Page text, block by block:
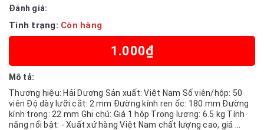
Đánh giá:
Tình trạng: Còn hàng
1.000₫
Mô tả:
Thương hiệu: Hải Dương Sản xuất: Việt Nam Số viên/hộp: 50
viên Độ dày lưỡi cắt: 2 mm Đường kính ren ốc: 180 mm Đường
kính trong: 22 mm Ghi chú: Giá 1 hộp Trọng lượng: 6.5 kg Tính
năng nổi bật: - Xuất xứ hàng Việt Nam chất lượng cao, giá ...